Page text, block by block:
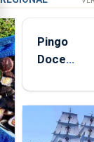
Pingo
Doce
quinta-
feira nova
loja em